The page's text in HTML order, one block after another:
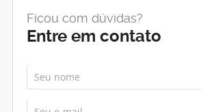
Ficou com dúvidas?
Entre em contato